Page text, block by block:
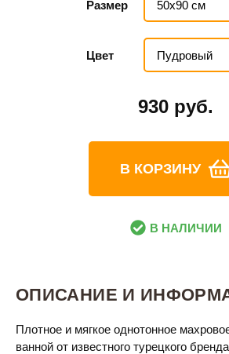
Размер 50х90 см
Цвет Пудровый
930 руб.
В КОРЗИНУ
В НАЛИЧИИ
ОПИСАНИЕ И
Плотное и мягкое однотонное
ванной от известного турецкого бренда